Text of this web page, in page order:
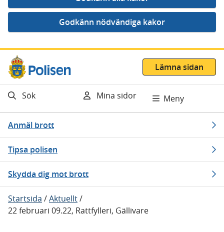
Gå direkt till innehåll
Lämna sidan
Sök Mina sidor Meny
Anmäl brott
Tipsa polisen
Skydda dig mot brott
Startsida /Aktuellt/
22 februari 09.22, Rattfylleri, Gällivare